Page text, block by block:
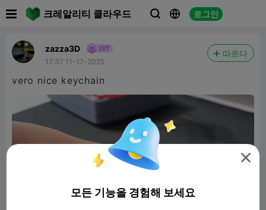
크레알리티 클라우드   로그인
zazza3D
17:37 11-17-2025
따르다
vero nice keychain

모든 기능을 경험해 보세요